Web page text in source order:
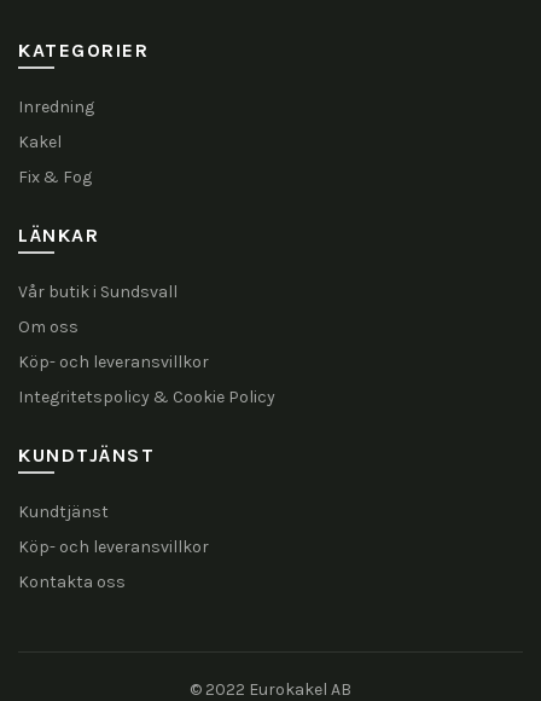
KATEGORIER
Inredning
Kakel
Fix & Fog
LÄNKAR
Vår butik i Sundsvall
Om oss
Köp- och leveransvillkor
Integritetspolicy & Cookie Policy
KUNDTJÄNST
Kundtjänst
Köp- och leveransvillkor
Kontakta oss
© 2022 Eurokakel AB